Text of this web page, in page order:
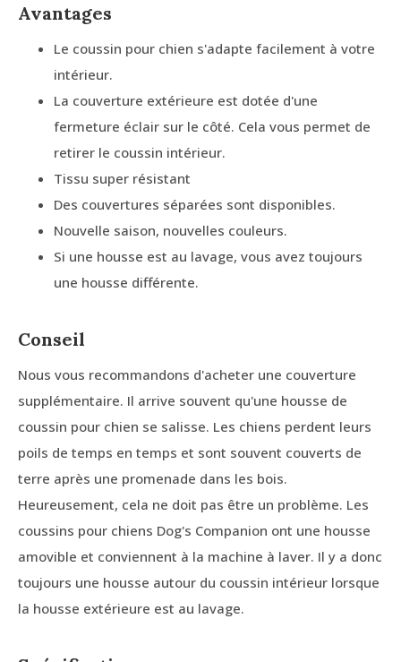
Avantages
Le coussin pour chien s'adapte facilement à votre
intérieur.
La couverture extérieure est dotée d'une
fermeture éclair sur le côté. Cela vous permet de
retirer le coussin intérieur.
Tissu super résistant
Des couvertures séparées sont disponibles.
Nouvelle saison, nouvelles couleurs.
Si une housse est au lavage, vous avez toujours
une housse différente.
Conseil
Nous vous recommandons d'acheter une couverture
supplémentaire. Il arrive souvent qu'une housse de
coussin pour chien se salisse. Les chiens perdent leurs
poils de temps en temps et sont souvent couverts de
terre après une promenade dans les bois.
Heureusement, cela ne doit pas être un problème. Les
coussins pour chiens Dog's Companion ont une housse
amovible et conviennent à la machine à laver. Il y a donc
toujours une housse autour du coussin intérieur lorsque
la housse extérieure est au lavage.